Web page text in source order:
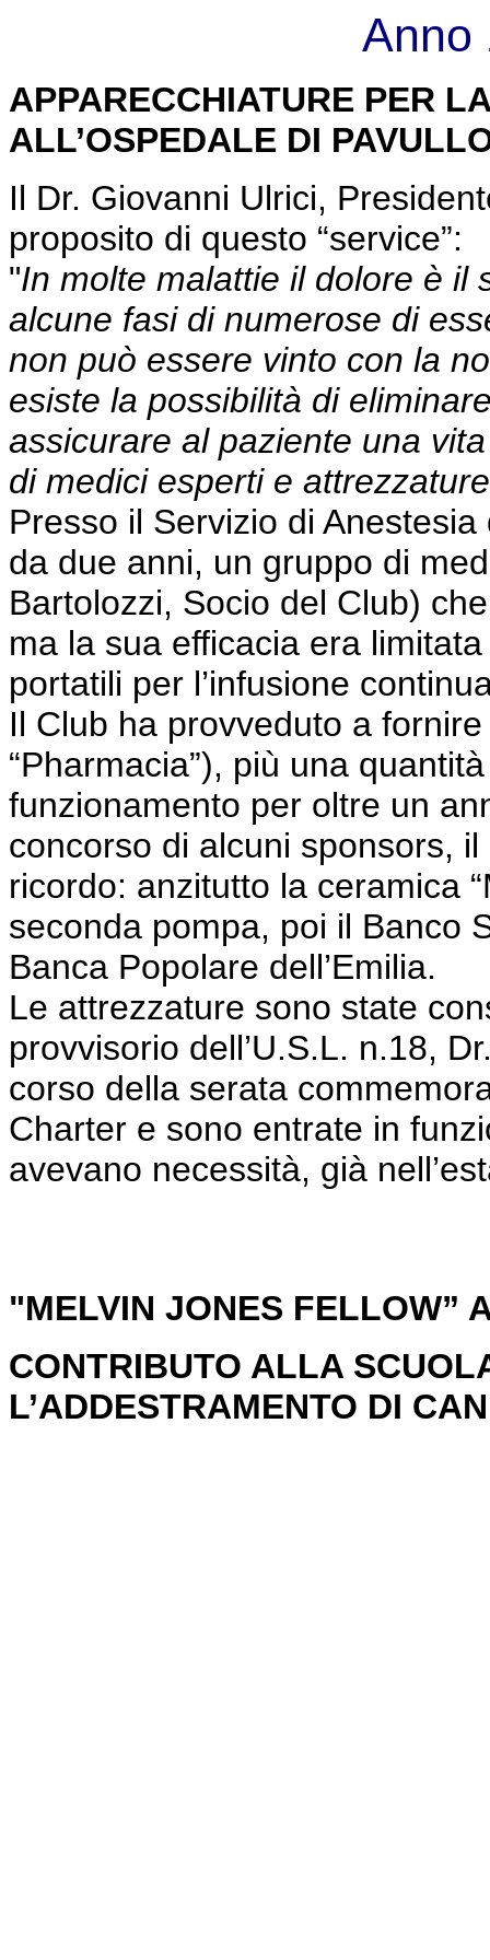
Anno
APPARECCHIATURE PER
ALL’OSPEDALE DI
Il Dr. Giovanni Ulrici,
proposito di questo “service”:
"In molte malattie il dolore è il
alcune fasi di numerose di
non può essere vinto con la
esiste la possibilità di
assicurare al paziente una
di medici esperti e
Presso il Servizio di
da due anni, un gruppo di
Bartolozzi, Socio del Club)
ma la sua efficacia era
portatili per l’infusione
Il Club ha provveduto a
“Pharmacia”), più una
funzionamento per oltre un
concorso di alcuni sponsors,
ricordo: anzitutto la ceramica
seconda pompa, poi il Banco
Banca Popolare dell’Emilia.
Le attrezzature sono state
provvisorio dell’U.S.L. n.18,
corso della serata
Charter e sono entrate in
avevano necessità, già
"MELVIN JONES FELLOW”
CONTRIBUTO ALLA
L’ADDESTRAMENTO DI